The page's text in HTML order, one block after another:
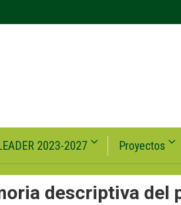
2023-2027 Proyectos
descriptiva del